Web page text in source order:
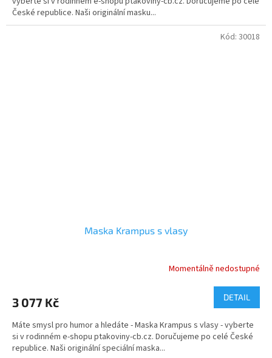
České republice. Naši originální masku...
Maska Krampus s vlasy
je
z
5
hvězdiček.
Momentálně nedostupné
3 077 Kč DETAIL
Máte smysl pro humor a hledáte - Maska Krampus s vlasy - vyberte
si v rodinném e-shopu ptakoviny-cb.cz. Doručujeme po celé České
republice. Naši originální speciální maska...
Kód: 30018